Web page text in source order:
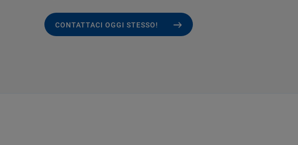
CONTATTACI OGGI STESSO!